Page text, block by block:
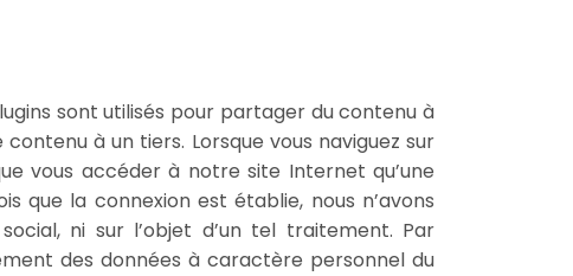
sont utilisés pour partager du contenu à
à un tiers. Lorsque vous naviguez sur
vous accéder à notre site Internet qu’une
que la connexion est établie, nous n’avons
ni sur l’objet d’un tel traitement. Par
des données à caractère personnel du